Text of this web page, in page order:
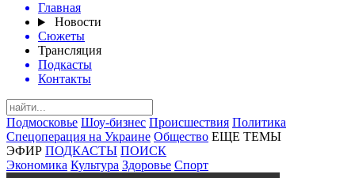
Главная
Новости
Сюжеты
Трансляция
Подкасты
Контакты
Подмосковье Шоу-бизнес Происшествия Политика
Спецоперация на Украине Общество ЕЩЕ ТЕМЫ
ЭФИР ПОДКАСТЫ ПОИСК
Экономика Культура Здоровье Спорт